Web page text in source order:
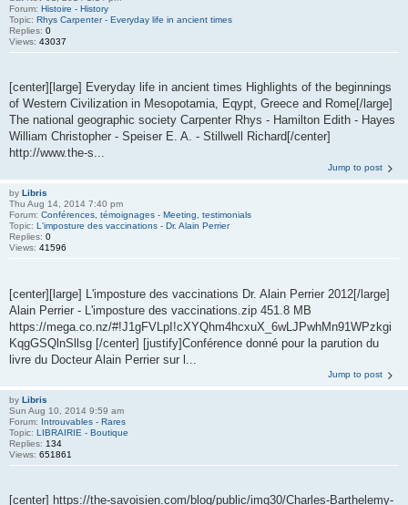
Forum: Histoire - History
Topic: Rhys Carpenter - Everyday life in ancient times
Replies: 0
Views: 43037
[center][large] Everyday life in ancient times Highlights of the beginnings
of Western Civilization in Mesopotamia, Eqypt, Greece and Rome[/large]
The national geographic society Carpenter Rhys - Hamilton Edith - Hayes
William Christopher - Speiser E. A. - Stillwell Richard[/center]
http://www.the-s...
Jump to post
by Libris
Thu Aug 14, 2014 7:40 pm
Forum: Conférences, témoignages - Meeting, testimonials
Topic: L'imposture des vaccinations - Dr. Alain Perrier
Replies: 0
Views: 41596
[center][large] L'imposture des vaccinations Dr. Alain Perrier 2012[/large]
Alain Perrier - L'imposture des vaccinations.zip 451.8 MB
https://mega.co.nz/#!J1gFVLpI!cXYQhm4hcxuX_6wLJPwhMn91WPzkgi
KqgGSQlnSllsg [/center] [justify]Conférence donné pour la parution du
livre du Docteur Alain Perrier sur l...
Jump to post
by Libris
Sun Aug 10, 2014 9:59 am
Forum: Introuvables - Rares
Topic: LIBRAIRIE - Boutique
Replies: 134
Views: 651861
[center] https://the-savoisien.com/blog/public/img30/Charles-Barthelemy-